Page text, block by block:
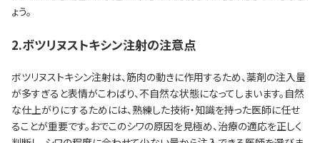
ょう。
2.ボツリヌストキシン注射の注意点
ボツリヌストキシン注射は、筋肉の動きに作用するため、薬剤の注入量
が多すぎると表情がこわばり、不自然な状態になってしまいます。自然
な仕上がりにするためには、熟練した技術・知識を持った医師に任せ
ることが重要です。おでこのシワの原因を見極め、治療の適応を正しく